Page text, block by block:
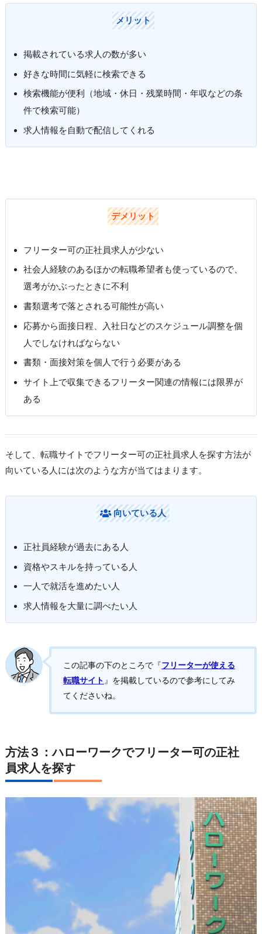
メリット
掲載されている求人の数が多い
好きな時間に気軽に検索できる
検索機能が便利（地域・休日・残業時間・年収などの条
件で検索可能）
求人情報を自動で配信してくれる
デメリット
フリーター可の正社員求人が少ない
社会人経験のあるほかの転職希望者も使っているので、
選考がかぶったときに不利
書類選考で落とされる可能性が高い
応募から面接日程、入社日などのスケジュール調整を個
人でしなければならない
書類・面接対策を個人で行う必要がある
サイト上で収集できるフリーター関連の情報には限界が
ある
そして、転職サイトでフリーター可の正社員求人を探す方法が
向いている人には次のような方が当てはまります。
向いている人
正社員経験が過去にある人
資格やスキルを持っている人
一人で就活を進めたい人
求人情報を大量に調べたい人
この記事の下のところで『フリーターが使える
転職サイト 』を掲載しているので参考にしてみ
てくださいね。
方法３：ハローワークでフリーター可の正社
員求人を探す